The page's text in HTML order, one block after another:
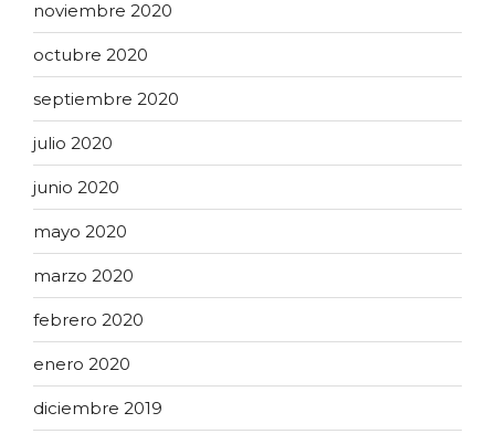
noviembre 2020
octubre 2020
septiembre 2020
julio 2020
junio 2020
mayo 2020
marzo 2020
febrero 2020
enero 2020
diciembre 2019